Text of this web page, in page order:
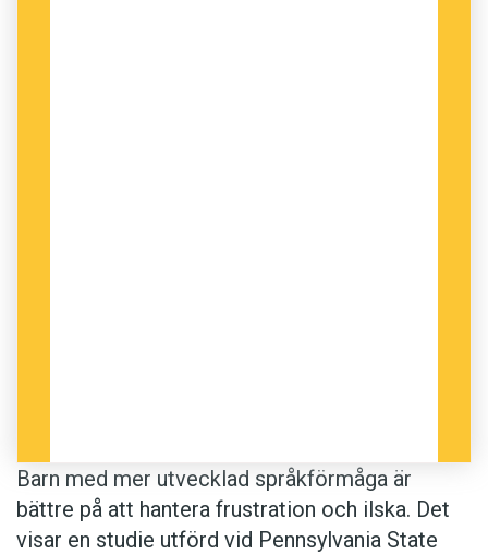
Barn med mer utvecklad språkförmåga är
bättre på att hantera frustration och ilska. Det
visar en studie utförd vid Pennsylvania State